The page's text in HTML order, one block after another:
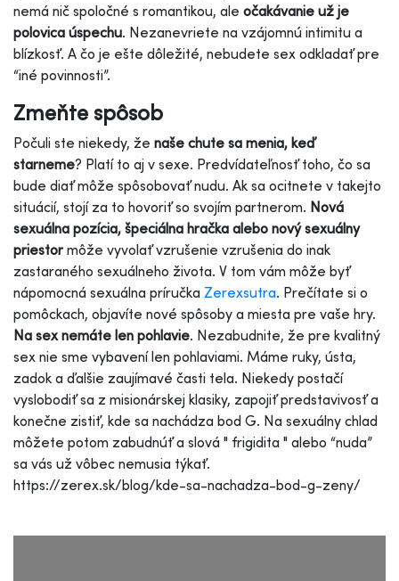
nemá nič spoločné s romantikou, ale očakávanie už je
polovica úspechu. Nezanevriete na vzájomnú intimitu a
blízkosť. A čo je ešte dôležité, nebudete sex odkladať pre
“iné povinnosti”.
Zmeňte spôsob
Počuli ste niekedy, že naše chute sa menia, keď
starneme? Platí to aj v sexe. Predvídateľnosť toho, čo sa
bude diať môže spôsobovať nudu. Ak sa ocitnete v takejto
situácií, stojí za to hovoriť so svojím partnerom. Nová
sexuálna pozícia, špeciálna hračka alebo nový sexuálny
priestor môže vyvolať vzrušenie vzrušenia do inak
zastaraného sexuálneho života. V tom vám môže byť
nápomocná sexuálna príručka Zerexsutra. Prečítate si o
pomôckach, objavíte nové spôsoby a miesta pre vaše hry.
Na sex nemáte len pohlavie. Nezabudnite, že pre kvalitný
sex nie sme vybavení len pohlaviami. Máme ruky, ústa,
zadok a ďalšie zaujímavé časti tela. Niekedy postačí
vyslobodiť sa z misionárskej klasiky, zapojiť predstavivosť a
konečne zistiť, kde sa nachádza bod G. Na sexuálny chlad
môžete potom zabudnúť a slová " frigidita " alebo “nuda”
sa vás už vôbec nemusia týkať.
https://zerex.sk/blog/kde-sa-nachadza-bod-g-zeny/